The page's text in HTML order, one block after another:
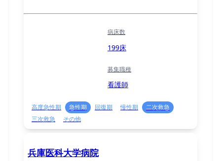
病床数
199床
募集職種
看護師
高度急性期 急性期 回復期 慢性期
二次救急
三次救急
その他
兵庫医科大学病院